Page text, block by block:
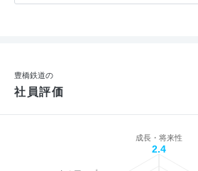
豊橋鉄道の
社員評価
成長・将来性
2.4